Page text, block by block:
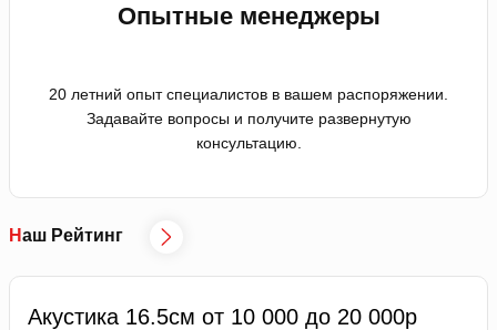
Опытные менеджеры
20 летний опыт специалистов в вашем распоряжении.
Задавайте вопросы и получите развернутую
консультацию.
Наш Рейтинг
Акустика 16.5см от 10 000 до 20 000р